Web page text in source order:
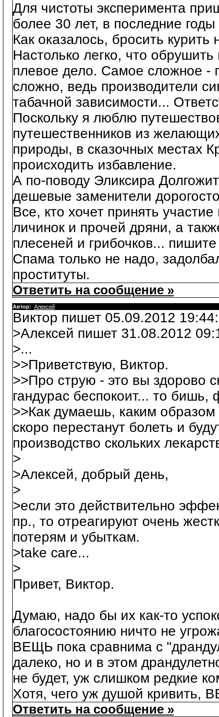
Для чистоты эксперимента
более 30 лет, в последние
Как оказалось, бросить курить
Настолько легко, что
плевое дело. Самое сложное -
сложно, ведь производители
табачной зависимости...
Поскольку я люблю
путешественников из
природы, в сказочных местах
происходить избавление.
А по-поводу Эликсира
дешевые заменители
Все, кто хочет принять
личинок и прочей дряни, а
плесеней и грибочков...
Cпама только не надо,
проституты.
Ответить на сообщение »
Автор: Алексей
Виктор пишет 05.09.2012 19:44:
>Алексей пишет 31.08.2012
>...
>>Приветствую, Виктор.
>>Про струю - это вы здорово
гандурас беспокоит... то бишь,
>>Как думаешь, каким образом
скоро перестанут болеть и
производство скольких
>
>Алексей, добрый день,
>
>если это действительно
пр., то отреагируют очень
потерям и убыткам.
>take care...
>
Привет, Виктор.
Думаю, надо бы их как-то
благосостоянию ничто не
ВЕЩЬ пока сравнима с
далеко, но и в этом
не будет, уж слишком редкие
Хотя, чего уж душой кривить,
Ответить на сообщение »